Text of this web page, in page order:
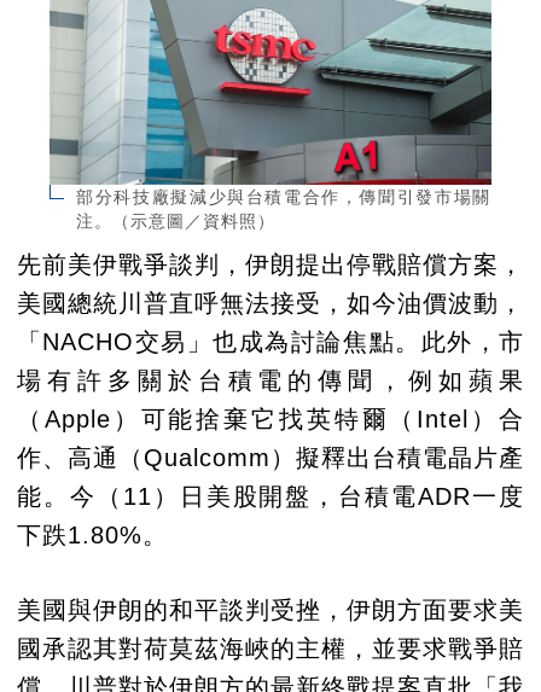
部分科技廠擬減少與台積電合作，傳聞引發市場關
注。（示意圖／資料照）
先前美伊戰爭談判，伊朗提出停戰賠償方案，
美國總統川普直呼無法接受，如今油價波動，
「NACHO交易」也成為討論焦點。此外，市
場有許多關於台積電的傳聞，例如蘋果
（Apple）可能捨棄它找英特爾（Intel）合
作、高通（Qualcomm）擬釋出台積電晶片產
能。今（11）日美股開盤，台積電ADR一度
下跌1.80%。
美國與伊朗的和平談判受挫，伊朗方面要求美
國承認其對荷莫茲海峽的主權，並要求戰爭賠